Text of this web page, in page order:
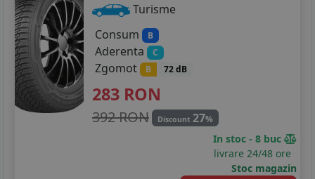
Turisme
Consum
B
Aderenta C
Zgomot B 72 dB
283 RON
392 RON Discount 27%
In stoc - 8 buc
livrare 24/48 ore
Stoc magazin